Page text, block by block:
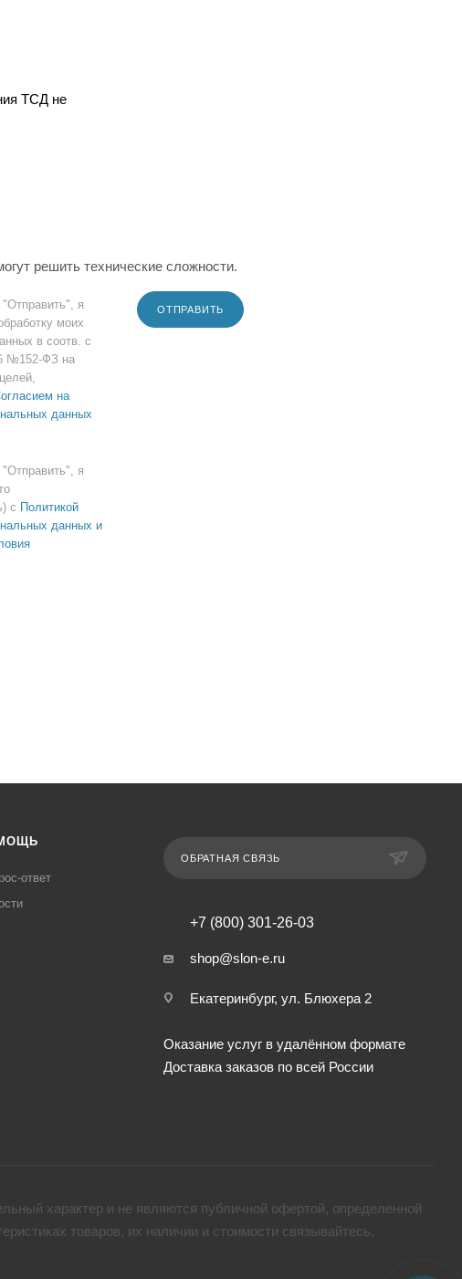
ТСД не
решить технические сложности.
я
моих
в соотв. с
№152-ФЗ на
на
данных
я
с Политикой
данных и
ОТПРАВИТЬ
ответ
ОБРАТНАЯ СВЯЗЬ
+7 (800) 301-26-03
shop@slon-e.ru
Екатеринбург, ул. Блюхера 2
Оказание услуг в удалённом формате
Доставка заказов по всей России
характер и не являются публичной офертой, определенной
товaров, их наличии и стоимости связывайтесь,